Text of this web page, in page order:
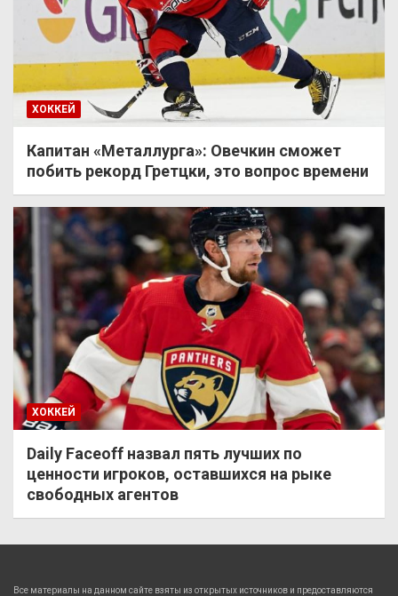
ХОККЕЙ
Капитан «Металлурга»: Овечкин сможет
побить рекорд Гретцки, это вопрос времени
ХОККЕЙ
Daily Faceoff назвал пять лучших по
ценности игроков, оставшихся на рыке
свободных агентов
Все материалы на данном сайте взяты из открытых источников и предоставляются